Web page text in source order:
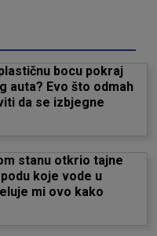
bocu pokraj
auta? Evo što odmah
da se izbjegne
stanu otkrio tajne
koje vode u
mi ovo kako